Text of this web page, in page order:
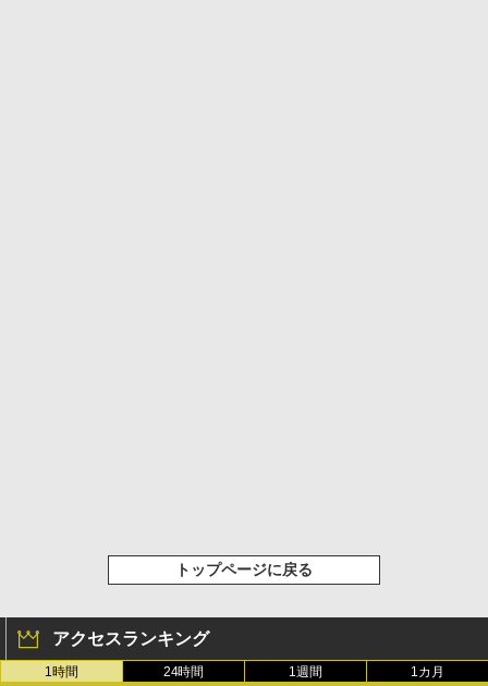
トップページに戻る
アクセスランキング
1時間 24時間 1週間 1カ月